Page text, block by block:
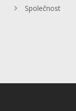
Společnost